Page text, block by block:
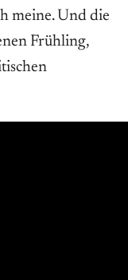
meine. Und die
Frühling,